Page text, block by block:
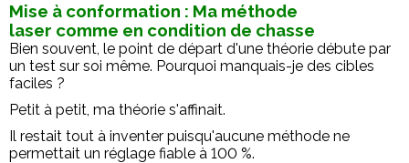
Mise à conformation : Ma méthode
laser comme en condition de chasse
Bien souvent, le point de départ d'une théorie débute par
un test sur soi même. Pourquoi manquais-je des cibles
faciles ?
Petit à petit, ma théorie s'affinait.
Il restait tout à inventer puisqu'aucune méthode ne
permettait un réglage fiable à 100 %.